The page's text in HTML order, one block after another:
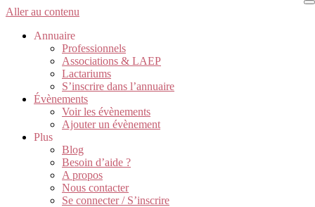
Aller au contenu
Annuaire
Professionnels
Associations & LAEP
Lactariums
S’inscrire dans l’annuaire
Évènements
Voir les évènements
Ajouter un évènement
Plus
Blog
Besoin d’aide ?
A propos
Nous contacter
Se connecter / S’inscrire